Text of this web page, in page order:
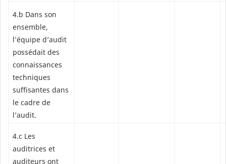
4.b Dans son
ensemble,
l’équipe d’audit
possédait des
connaissances
techniques
suffisantes dans
le cadre de
l’audit.
4.c Les
auditrices et
auditeurs ont